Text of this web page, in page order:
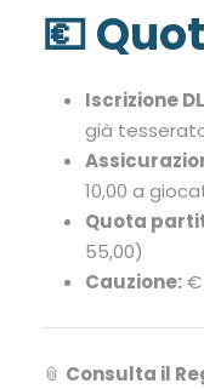
💶
Iscrizione
già
10,00 a
Quota
55,00)
Cauzione:€
📎 Consulta il